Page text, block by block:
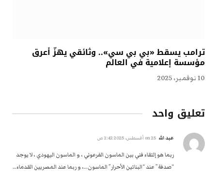
ترامب يسقط «بي بي سي».. وثائقي يهزّ أعرق
مؤسسة إعلامية في العالم
10 نوفمبر، 2025
تعليق واحد
عبد الله 25 أغسطس، 2025 2:42 ص
ربما هو إلتقاء فني بين الماسون الفرعوني ، و الماسون اليهودي ، لا يوجد
“صدفة” عند “البنائين الأحرار” الماسون…، و ربما عند المصريين القدماء…